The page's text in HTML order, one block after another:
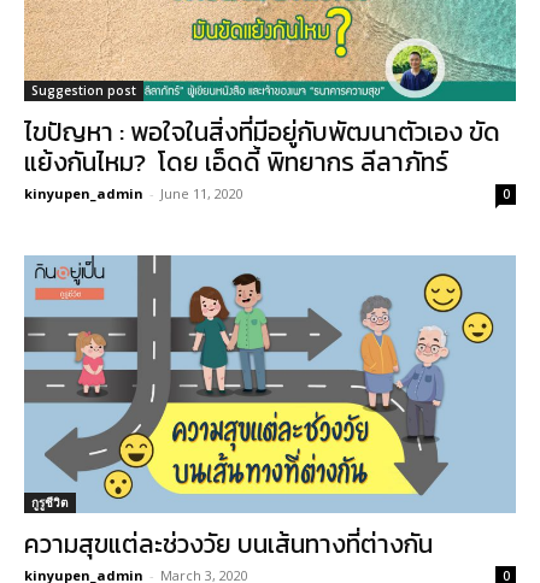
Suggestion post
ไขปัญหา : พอใจในสิ่งที่มีอยู่กับพัฒนาตัวเอง ขัด
แย้งกันไหม? โดย เอ็ดดี้ พิทยากร ลีลาภัทร์
kinyupen_admin - June 11, 2020 0
กูรูชีวิต
ความสุขแต่ละช่วงวัย บนเส้นทางที่ต่างกัน
kinyupen_admin - March 3, 2020 0